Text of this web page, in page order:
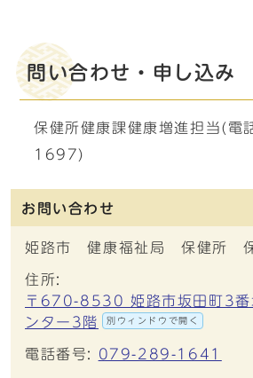
問い合わせ・申し込み
保健所健康課健康増進担当(
1697)
お問い合わせ
姫路市 健康福祉局 保健所 保
住所:
〒670-8530 姫路市坂田町3
ンター3階
別ウィンドウで開く
電話番号: 079-289-1641